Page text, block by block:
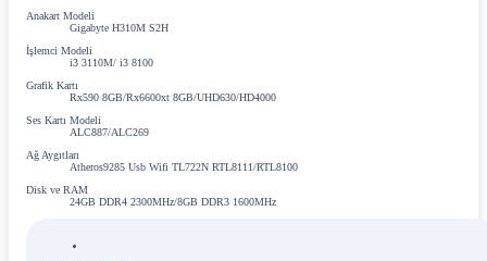
Anakart Modeli
Gigabyte H310M S2H
İşlemci Modeli
i3 3110M/ i3 8100
Grafik Kartı
Rx590 8GB/Rx6600xt 8GB/UHD630/HD4000
Ses Kartı Modeli
ALC887/ALC269
Ağ Aygıtları
Atheros9285 Usb Wifi TL722N RTL8111/RTL8100
Disk ve RAM
24GB DDR4 2300MHz/8GB DDR3 1600MHz